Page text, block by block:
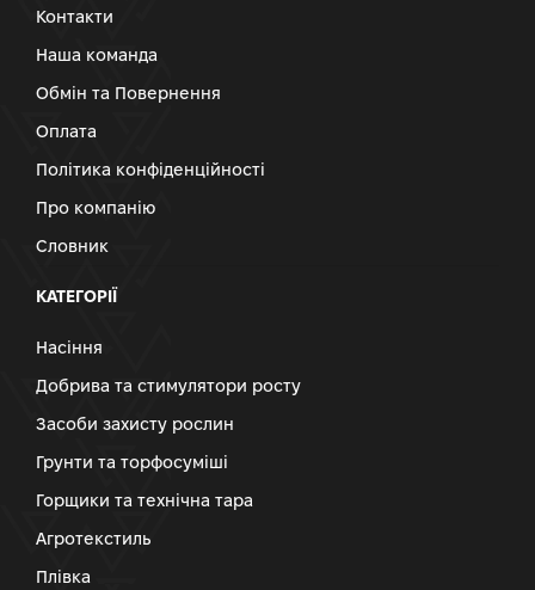
Контакти
Наша команда
Обмін та Повернення
Оплата
Політика конфіденційності
Про компанію
Словник
КАТЕГОРІЇ
Насіння
Добрива та стимулятори росту
Засоби захисту рослин
Грунти та торфосуміші
Горщики та технічна тара
Агротекстиль
Плівка